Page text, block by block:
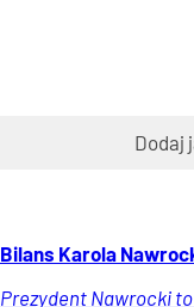
Dodaj
Bilans Karola
Prezydent Nawrocki